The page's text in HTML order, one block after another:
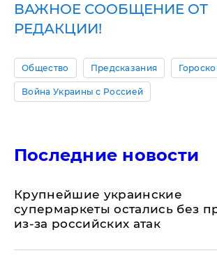
ВАЖНОЕ СООБЩЕНИЕ ОТ
РЕДАКЦИИ!
Общество Предсказания
Война Украины с Россией
Последние новости
Крупнейшие украинские
супермаркеты остались без
из-за российских атак